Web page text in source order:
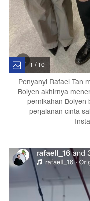
1 / 10
Penyanyi Rafael Tan
Boiyen akhirnya
pernikahan Boiyen
perjalanan cinta